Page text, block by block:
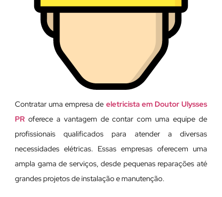
Contratar uma empresa de eletricista em Doutor Ulysses
PR oferece a vantagem de contar com uma equipe de
profissionais qualificados para atender a diversas
necessidades elétricas. Essas empresas oferecem uma
ampla gama de serviços, desde pequenas reparações até
grandes projetos de instalação e manutenção.